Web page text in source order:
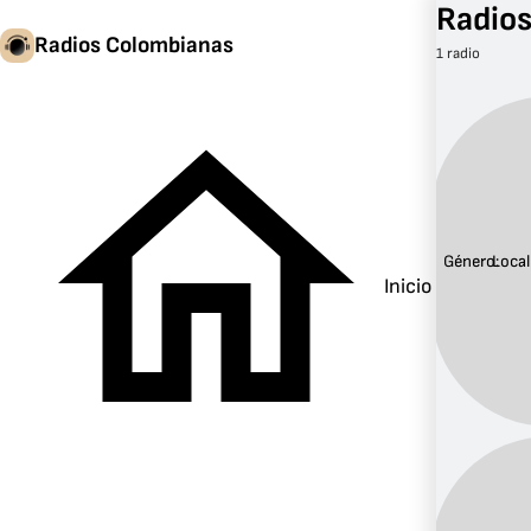
Radios Colombianas
Inicio
1 radio
Género:Local